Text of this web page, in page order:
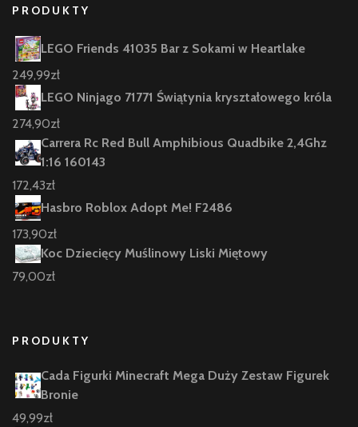
PRODUKTY
LEGO Friends 41035 Bar z Sokami w Heartlake
249,99zł
LEGO Ninjago 71771 Świątynia kryształowego króla
274,90zł
Carrera Rc Red Bull Amphibious Quadbike 2,4Ghz
1:16 160143
172,43zł
Hasbro Roblox Adopt Me! F2486
173,90zł
Koc Dziecięcy Muślinowy Liski Miętowy
79,00zł
PRODUKTY
Cada Figurki Minecraft Mega Duży Zestaw Figurek
Bronie
49,99zł